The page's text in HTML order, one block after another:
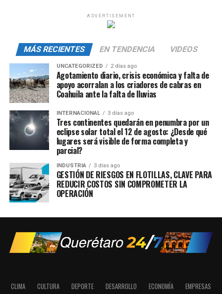
ADVERTISEMENT
MÁS RECIENTES EN TENDENCIA VIDEOS
UNCATEGORIZED 2 días ago
Agotamiento diario, crisis económica y falta de
apoyo acorralan a los criadores de cabras en
Coahuila ante la falta de lluvias
INTERNACIONAL 3 días ago
Tres continentes quedarán en penumbra por un
eclipse solar total el 12 de agosto: ¿Desde qué
lugares será visible de forma completa y
parcial?
INDUSTRIA 3 días ago
GESTIÓN DE RIESGOS EN FLOTILLAS, CLAVE PARA
REDUCIR COSTOS SIN COMPROMETER LA
OPERACIÓN
CLIMA CULTURA DEPORTE DESARROLLO ECONOMÍA EMPRESAS